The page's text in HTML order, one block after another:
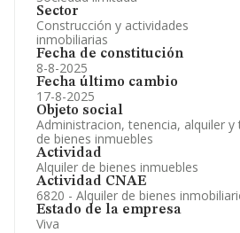
Sector
Construcción y actividades
inmobiliarias
Fecha de constitución
8-8-2025
Fecha último cambio
17-8-2025
Objeto social
Administracion, tenencia, alquiler
de bienes inmuebles
Actividad
Alquiler de bienes inmuebles
Actividad CNAE
6820 - Alquiler de bienes
Estado de la empresa
Viva